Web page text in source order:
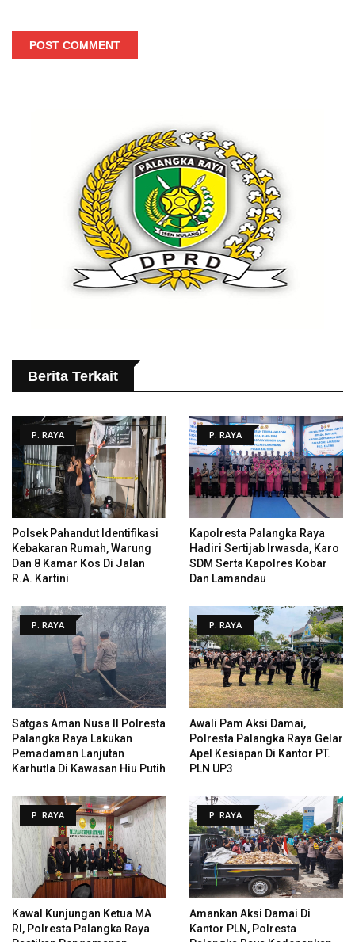
POST COMMENT
Berita Terkait
P. RAYA
Polsek Pahandut Identifikasi
Kebakaran Rumah, Warung
Dan 8 Kamar Kos Di Jalan
R.A. Kartini
P. RAYA
Kapolresta Palangka Raya
Hadiri Sertijab Irwasda, Karo
SDM Serta Kapolres Kobar
Dan Lamandau
P. RAYA
Satgas Aman Nusa II Polresta
Palangka Raya Lakukan
Pemadaman Lanjutan
Karhutla Di Kawasan Hiu Putih
P. RAYA
Awali Pam Aksi Damai,
Polresta Palangka Raya Gelar
Apel Kesiapan Di Kantor PT.
PLN UP3
P. RAYA
Kawal Kunjungan Ketua MA
RI, Polresta Palangka Raya
P. RAYA
Amankan Aksi Damai Di
Kantor PLN, Polresta